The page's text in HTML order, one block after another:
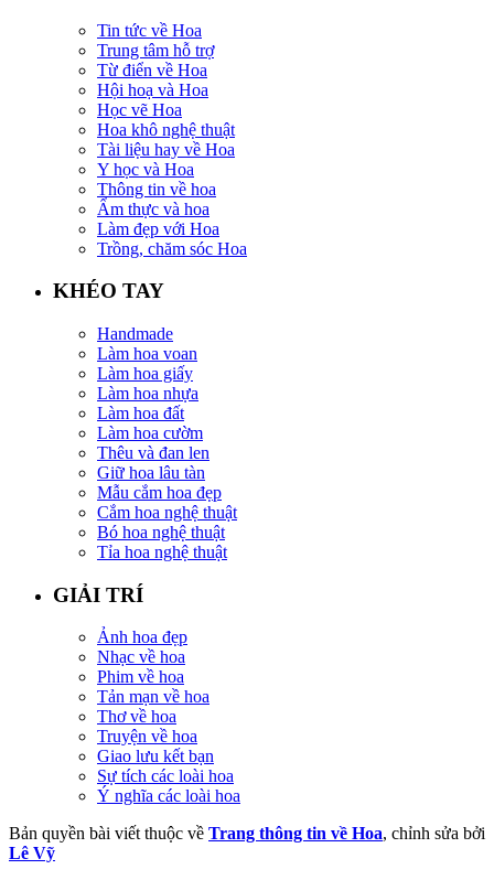
Tin tức về Hoa
Trung tâm hỗ trợ
Từ điển về Hoa
Hội hoạ và Hoa
Học vẽ Hoa
Hoa khô nghệ thuật
Tài liệu hay về Hoa
Y học và Hoa
Thông tin về hoa
Ẩm thực và hoa
Làm đẹp với Hoa
Trồng, chăm sóc Hoa
KHÉO TAY
Handmade
Làm hoa voan
Làm hoa giấy
Làm hoa nhựa
Làm hoa đất
Làm hoa cườm
Thêu và đan len
Giữ hoa lâu tàn
Mẫu cắm hoa đẹp
Cắm hoa nghệ thuật
Bó hoa nghệ thuật
Tỉa hoa nghệ thuật
GIẢI TRÍ
Ảnh hoa đẹp
Nhạc về hoa
Phim về hoa
Tản mạn về hoa
Thơ về hoa
Truyện về hoa
Giao lưu kết bạn
Sự tích các loài hoa
Ý nghĩa các loài hoa
Bản quyền bài viết thuộc về Trang thông tin về Hoa, chỉnh sửa bởi
Lê Vỹ